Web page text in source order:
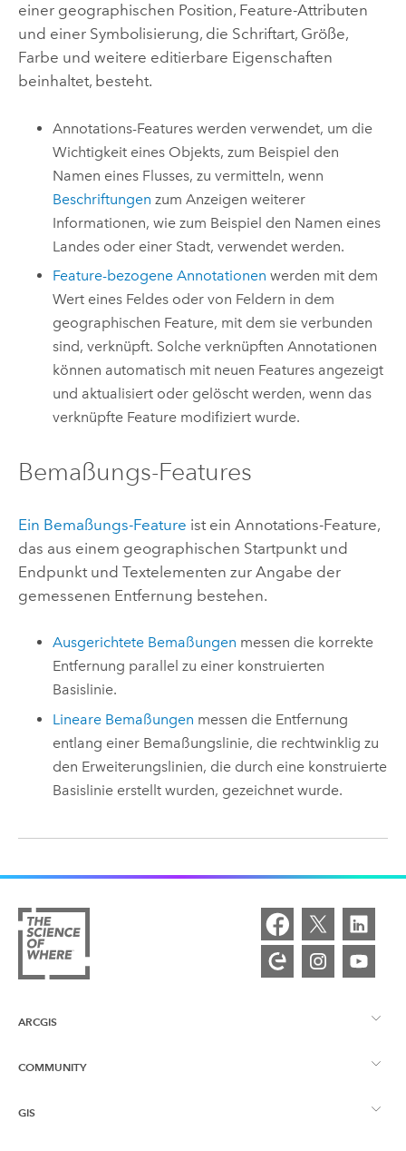
einer geographischen Position, Feature-Attributen
und einer Symbolisierung, die Schriftart, Größe,
Farbe und weitere editierbare Eigenschaften
beinhaltet, besteht.
Annotations-Features werden verwendet, um die
Wichtigkeit eines Objekts, zum Beispiel den
Namen eines Flusses, zu vermitteln, wenn
Beschriftungen zum Anzeigen weiterer
Informationen, wie zum Beispiel den Namen eines
Landes oder einer Stadt, verwendet werden.
Feature-bezogene Annotationen werden mit dem
Wert eines Feldes oder von Feldern in dem
geographischen Feature, mit dem sie verbunden
sind, verknüpft. Solche verknüpften Annotationen
können automatisch mit neuen Features angezeigt
und aktualisiert oder gelöscht werden, wenn das
verknüpfte Feature modifiziert wurde.
Bemaßungs-Features
Ein Bemaßungs-Feature ist ein Annotations-Feature,
das aus einem geographischen Startpunkt und
Endpunkt und Textelementen zur Angabe der
gemessenen Entfernung bestehen.
Ausgerichtete Bemaßungen messen die korrekte
Entfernung parallel zu einer konstruierten
Basislinie.
Lineare Bemaßungen messen die Entfernung
entlang einer Bemaßungslinie, die rechtwinklig zu
den Erweiterungslinien, die durch eine konstruierte
Basislinie erstellt wurden, gezeichnet wurde.
ARCGIS
ArcGIS – Überblick
Kartenerstellung
COMMUNITY
Esri Community
GIS